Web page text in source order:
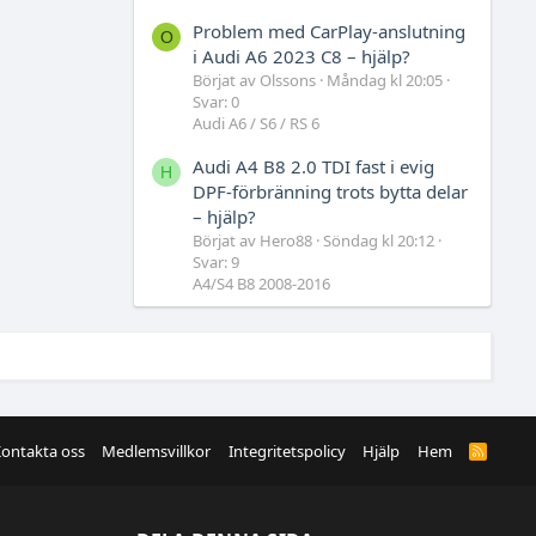
O
Problem med CarPlay-anslutning
i Audi A6 2023 C8 – hjälp?
Börjat av Olssons Måndag kl 20:05
Svar: 0
Audi A6 / S6 / RS 6
H
Audi A4 B8 2.0 TDI fast i evig
DPF-förbränning trots bytta delar
– hjälp?
Börjat av Hero88 Söndag kl 20:12
Svar: 9
A4/S4 B8 2008-2016
oss Medlemsvillkor Integritetspolicy Hjälp Hem
R